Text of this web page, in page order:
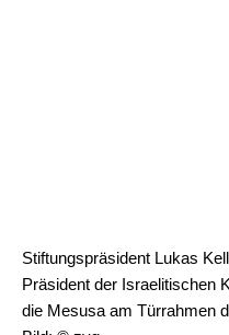
Inserate &
Stiftungspräsident Lukas
Präsident der Israelitischen
die Mesusa am Türrahmen